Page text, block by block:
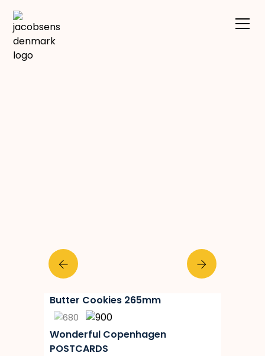
Butter Cookies 265mm
Wonderful Copenhagen
POSTCARDS